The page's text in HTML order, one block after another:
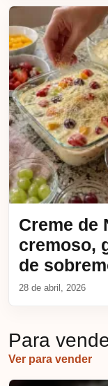
Creme de
cremoso,
de
28 de abril, 2026
Para
Ver para vender